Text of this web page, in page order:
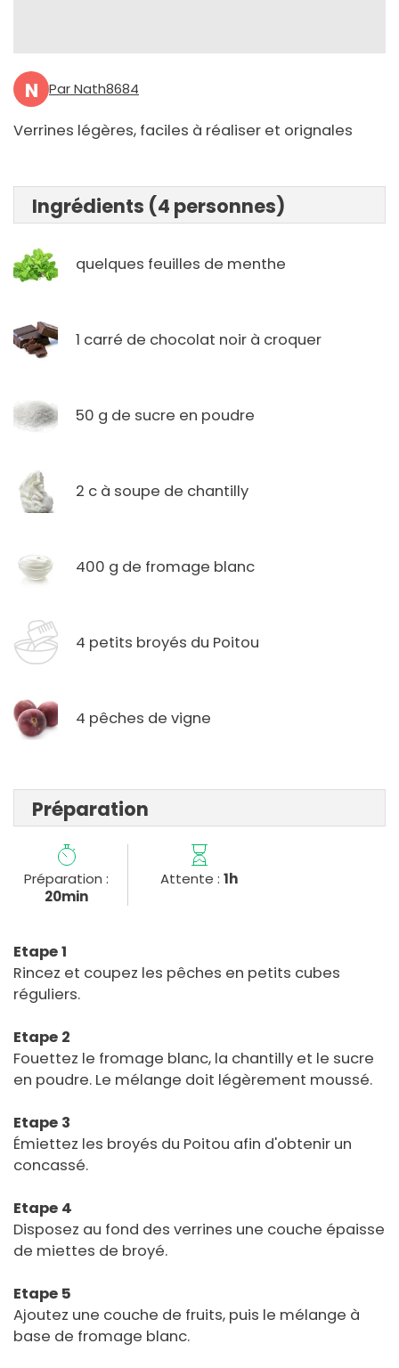
N Par Nath8684
Verrines légères, faciles à réaliser et orignales
Ingrédients (4 personnes)
quelques feuilles de menthe
1 carré de chocolat noir à croquer
50 g de sucre en poudre
2 c à soupe de chantilly
400 g de fromage blanc
4 petits broyés du Poitou
4 pêches de vigne
Préparation
Préparation :
20min
Attente :1h
Etape 1
Rincez et coupez les pêches en petits cubes
réguliers.
Etape 2
Fouettez le fromage blanc, la chantilly et le sucre
en poudre. Le mélange doit légèrement moussé.
Etape 3
Émiettez les broyés du Poitou afin d'obtenir un
concassé.
Etape 4
Disposez au fond des verrines une couche épaisse
de miettes de broyé.
Etape 5
Ajoutez une couche de fruits, puis le mélange à
base de fromage blanc.